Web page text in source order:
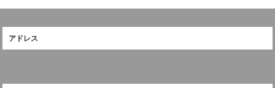
アドレス